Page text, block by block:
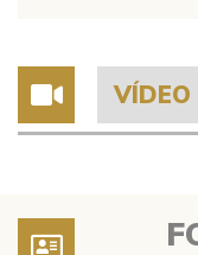
VÍDEO